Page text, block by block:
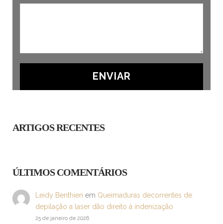
ARTIGOS RECENTES
ÚLTIMOS COMENTÁRIOS
Leidy Benthien em Queimaduras decorrentes de
depilação a laser dão direito à indenização
25 de janeiro de 2026